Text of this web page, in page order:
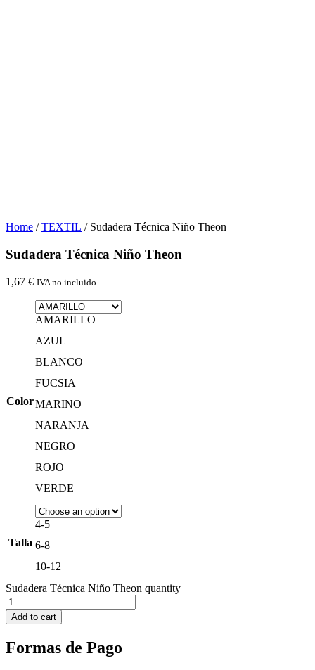
Home /TEXTIL / Sudadera Técnica Niño Theon
Sudadera Técnica Niño Theon
1,67 € IVA no incluido
Color
AMARILLO
AZUL
BLANCO
FUCSIA
MARINO
NARANJA
NEGRO
ROJO
VERDE
Talla
4-5
6-8
10-12
Sudadera Técnica Niño Theon quantity
Add to cart
Formas de Pago